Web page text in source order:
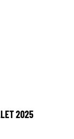
2025